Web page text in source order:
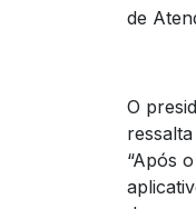
de
O
“Após